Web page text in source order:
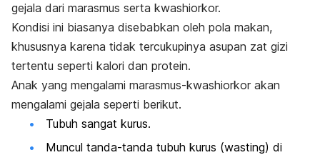
gejala dari marasmus serta kwashiorkor.
Kondisi ini biasanya disebabkan oleh pola makan,
khususnya karena tidak tercukupinya asupan zat gizi
tertentu seperti kalori dan protein.
Anak yang mengalami marasmus-kwashiorkor akan
mengalami gejala seperti berikut.
Tubuh sangat kurus.
Muncul tanda-tanda tubuh kurus (wasting) di